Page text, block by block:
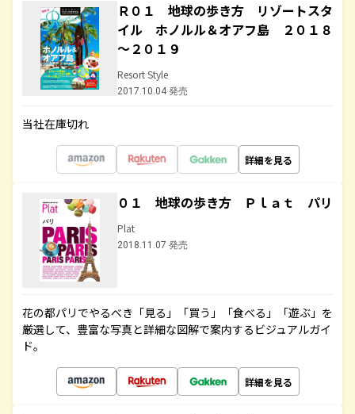
Ｒ０１ 地球の歩き方 リゾートスタ
イル ホノルル＆オアフ島 ２０１８
～２０１９
Resort Style
2017.10.04 発売
当社在庫切れ
詳細を見る
０１ 地球の歩き方 Ｐｌａｔ パリ
Plat
2018.11.07 発売
花の都パリでやるべき「見る」「買う」「食べる」「遊ぶ」を
厳選して、豊富な写真と詳細な図解で案内するビジュアルガイ
ド。
詳細を見る